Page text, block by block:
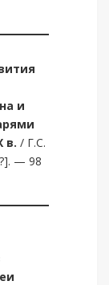
и
в. / Г.С.
— 98